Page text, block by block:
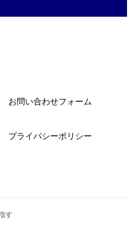
お問い合わせフォーム
プライバシーポリシー
す